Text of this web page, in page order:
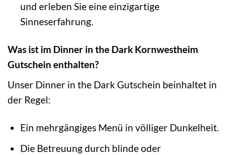
und erleben Sie eine einzigartige
Sinneserfahrung.
Was ist im Dinner in the Dark Kornwestheim
Gutschein enthalten?
Unser Dinner in the Dark Gutschein beinhaltet in
der Regel:
Ein mehrgängiges Menü in völliger Dunkelheit.
Die Betreuung durch blinde oder